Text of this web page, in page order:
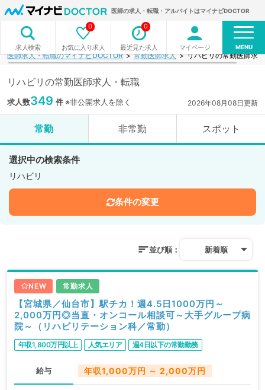
医師の求人・転職・アルバイトはマイナビDOCTOR
求人検索 お気に入り求人
0
最近見た求人
0
マイページ MENU
医師求人・転職のマイナビDOCTOR 常勤医師求人 リハビリの常勤医師求
リハビリの常勤医師求人・転職
求人数349 件※非公開求人を除く 2026年08月08日更新
常勤 非常勤 スポット
選択中の検索条件
リハビリ
条件の変更
並び順： 新着順
NEW 常勤求人
【宮城県／仙台市】駅チカ！週4.5日1000万円～
2,000万円◎当直・オンコール相談可～大手グループ病
院～（リハビリテーション科／常勤）
年収1,800万円以上 人気エリア 週4日以下の常勤勤務
給与 年収1,000万円 ～ 2,000万円